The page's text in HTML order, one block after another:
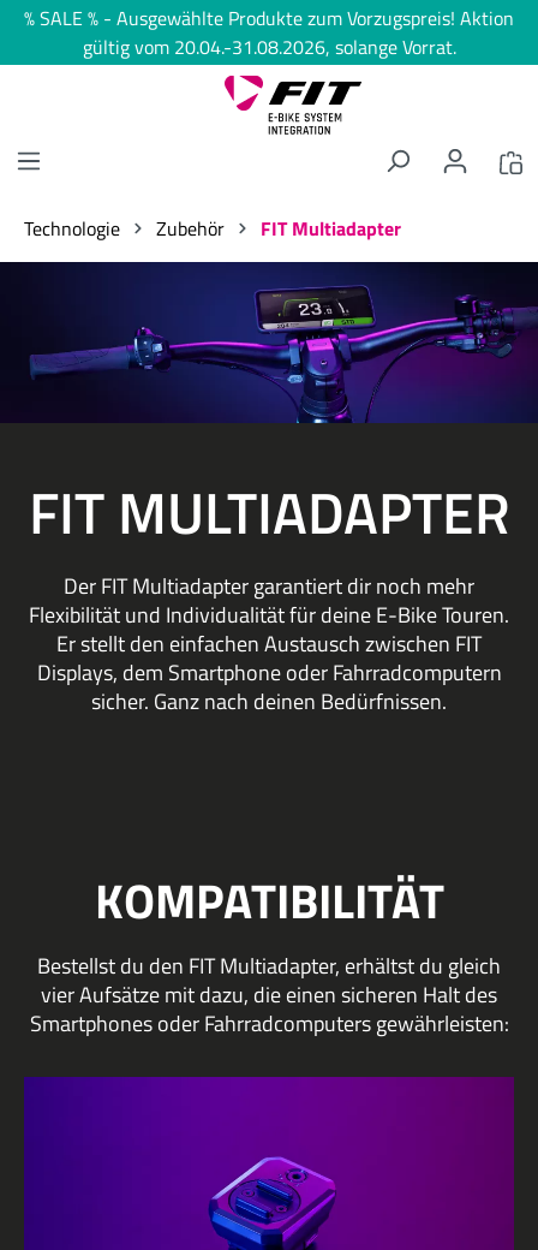
springen
% SALE % - Ausgewählte Produkte zum Vorzugspreis! Aktion
gültig vom 20.04.-31.08.2026, solange Vorrat.
Technologie Zubehör
FIT Multiadapter
FIT MULTIADAPTER
Der FIT Multiadapter garantiert dir noch mehr
Flexibilität und Individualität für deine E-Bike Touren.
Er stellt den einfachen Austausch zwischen FIT
Displays, dem Smartphone oder Fahrradcomputern
sicher. Ganz nach deinen Bedürfnissen.
KOMPATIBILITÄT
Bestellst du den FIT Multiadapter, erhältst du gleich
vier Aufsätze mit dazu, die einen sicheren Halt des
Smartphones oder Fahrradcomputers gewährleisten: